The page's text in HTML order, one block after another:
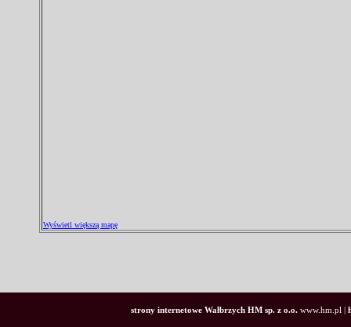
Wyświetl większą mapę
strony internetowe Wałbrzych HM sp. z o.o. www.hm.pl |